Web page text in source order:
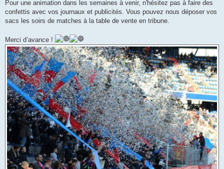
a
g
Pour une animation dans les semaines à venir, n'hésitez pas à faire des
confettis avec vos journaux et publicités. Vous pouvez nous déposer vos
sacs les soirs de matches à la table de vente en tribune.
Merci d’avance !